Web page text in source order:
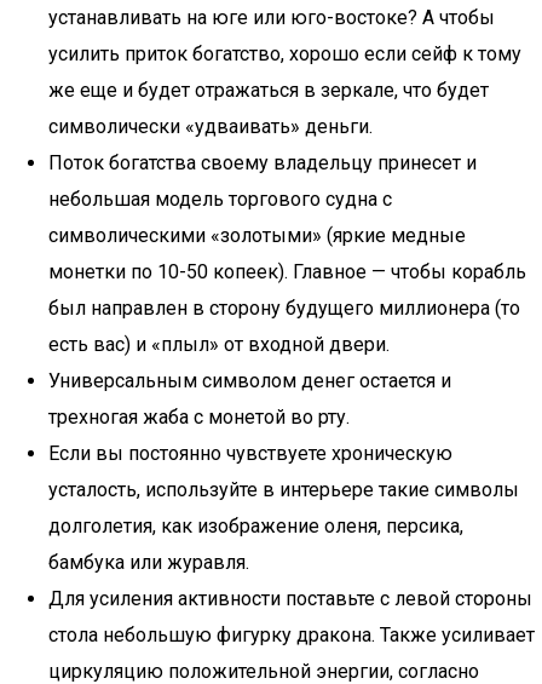
устанавливать на юге или юго-востоке? А чтобы
усилить приток богатство, хорошо если сейф к тому
же еще и будет отражаться в зеркале, что будет
символически «удваивать» деньги.
Поток богатства своему владельцу принесет и
небольшая модель торгового судна с
символическими «золотыми» (яркие медные
монетки по 10-50 копеек). Главное — чтобы корабль
был направлен в сторону будущего миллионера (то
есть вас) и «плыл» от входной двери.
Универсальным символом денег остается и
трехногая жаба с монетой во рту.
Если вы постоянно чувствуете хроническую
усталость, используйте в интерьере такие символы
долголетия, как изображение оленя, персика,
бамбука или журавля.
Для усиления активности поставьте с левой стороны
стола небольшую фигурку дракона. Также усиливает
циркуляцию положительной энергии, согласно